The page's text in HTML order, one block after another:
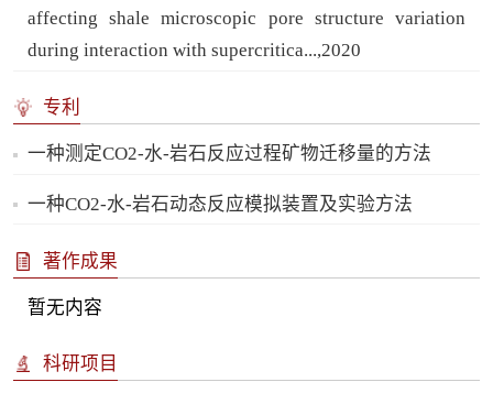
affecting shale microscopic pore structure variation
during interaction with supercritica...,2020
专利
一种测定CO2-水-岩石反应过程矿物迁移量的方法
一种CO2-水-岩石动态反应模拟装置及实验方法
著作成果
暂无内容
科研项目